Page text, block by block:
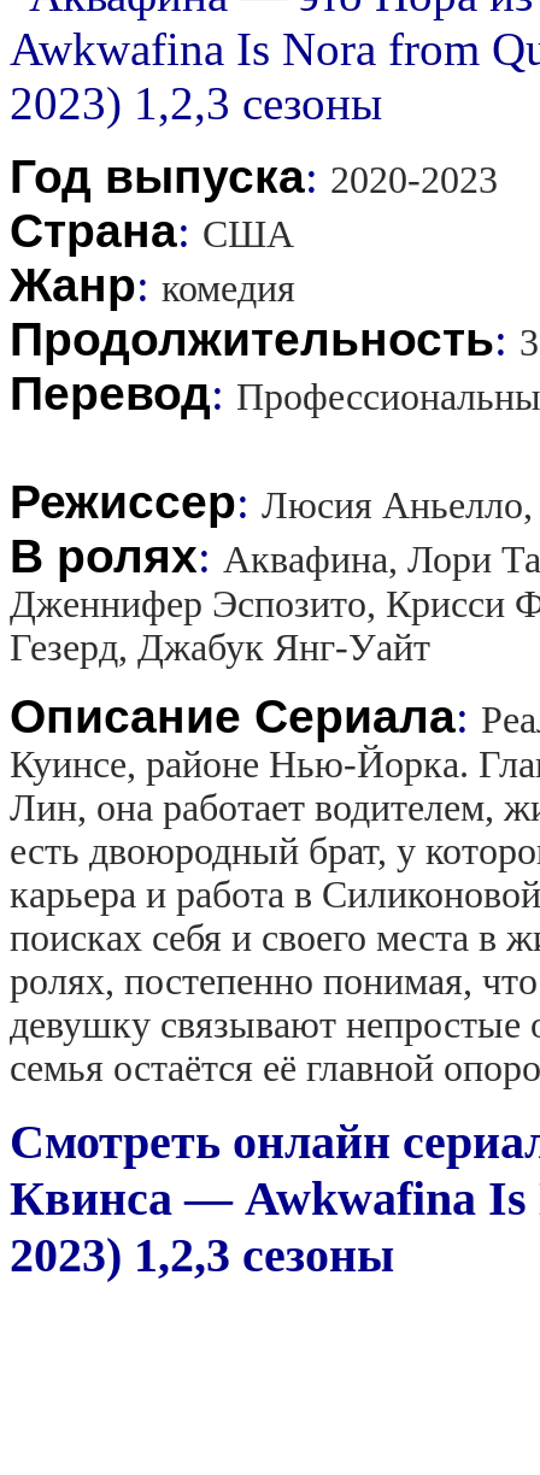
Год выпуска: 2020-2023
Страна: США
Жанр: комедия
Продолжительность:
Перевод:
Режиссер: Люсия
В ролях: Аквафина, Лори
Дженнифер Эспозито, Крисси
Гезерд, Джабук Янг-Уайт
Описание Сериала:
Куинсе, районе Нью-Йорка.
Лин, она работает водителем,
есть двоюродный брат, у
карьера и работа в
поисках себя и своего места в
ролях, постепенно понимая,
девушку связывают
семья остаётся её главной
Смотреть онлайн
Квинса — Awkwafina Is
2023) 1,2,3 сезоны